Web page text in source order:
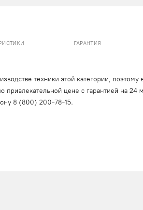
ГАРАНТИЯ
техники этой категории,
цене с гарантией на
8 (800) 200-78-15.